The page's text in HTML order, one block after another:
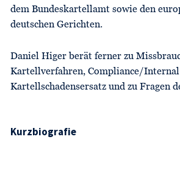
dem Bundeskartellamt sowie den
deutschen Gerichten.
Daniel Higer berät ferner zu
Kartellverfahren, Compliance/
Kartellschadensersatz und zu Fragen
Kurzbiografie